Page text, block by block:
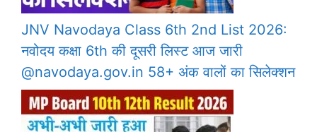
JNV Navodaya Class 6th 2nd List 2026:
नवोदय कक्षा 6th की दूसरी लिस्ट आज जारी
@navodaya.gov.in 58+ अंक वालों का सिलेक्शन